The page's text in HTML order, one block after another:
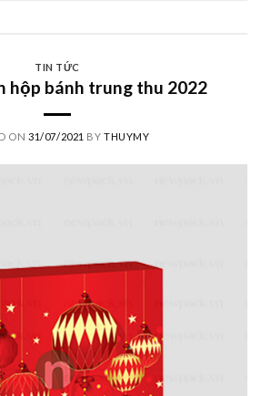
TIN TỨC
hộp bánh trung thu 2022
ON31/07/2021 BYTHUYMY